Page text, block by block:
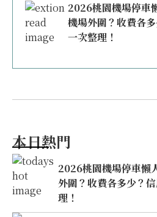
2026桃園機場停車
機場外圍？收費各
一次整理！
本日熱門
2026桃園機場停車懶
外圍？收費各多少？
理！